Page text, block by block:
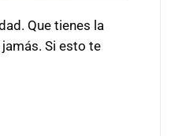
Que tienes la
Si esto te